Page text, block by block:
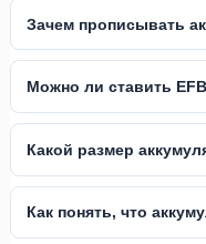
Зачем прописывать
Можно ли ставить
Какой размер
Как понять, что